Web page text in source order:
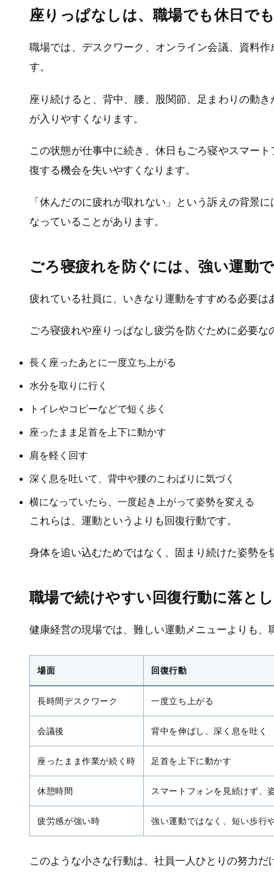
座りっぱなしは、職場でも休日で
職場では、デスクワーク、オンライン会議、資料
す。
座り続けると、背中、腰、股関節、足まわりの動
が入りやすくなります。
この状態が仕事中に続き、休日もごろ寝やスマー
復する機会を失いやすくなります。
「休んだのに疲れが取れない」という訴えの背景
なっていることがあります。
ごろ寝疲れを防ぐには、強い運動
疲れている社員に、いきなり運動をすすめる必要は
ごろ寝疲れや座りっぱなし疲労を防ぐために必要
長く座ったあとに一度立ち上がる
水分を取りに行く
トイレやコピーなどで短く歩く
座ったまま足首を上下に動かす
肩を軽く回す
深く息を吐いて、背中や腰のこわばりに気づく
横になっていたら、一度起き上がって姿勢を変える
これらは、運動というよりも回復行動です。
身体を追い込むためではなく、固まり続けた姿勢
職場で続けやすい回復行動に落と
健康経営の現場では、難しい運動メニューよりも
場面 回復行動
長時間デスクワーク 一度立ち上がる
会議後 背中を伸ばし、深く息を吐く
座ったまま作業が続く時 足首を上下に動かす
休憩時間 スマートフォンを見続けず、
疲労感が強い時 強い運動ではなく、短い歩行
このような小さな行動は、社員一人ひとりの努力